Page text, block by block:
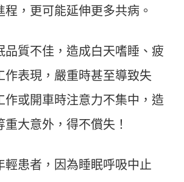
，更可能延伸更多共病。
品質不佳，造成白天嗜睡、疲
作表現，嚴重時甚至導致失
作或開車時注意力不集中，造
大意外，得不償失！
輕患者，因為睡眠呼吸中止